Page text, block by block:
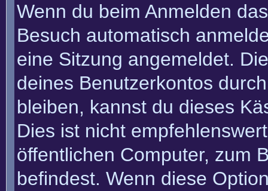
Wenn du beim Anmelden
Besuch automatisch
eine Sitzung angemeldet.
deines Benutzerkontos
bleiben, kannst du dieses
Dies ist nicht
öffentlichen Computer, zum
befindest. Wenn diese